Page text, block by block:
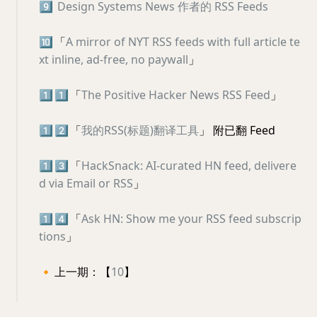
9️⃣ Design Systems News 作者的 RSS Feeds
🔟 「A mirror of NYT RSS feeds with full article te
xt inline, ad-free, no paywall 」
1️⃣1️⃣ 「The Positive Hacker News RSS Feed 」
1️⃣ 2️⃣ 「我的RSS(标题)翻译工具 」 附已翻 Feed
1️⃣3️⃣ 「HackSnack: AI-curated HN feed, delivere
d via Email or RSS 」
1️⃣ 4️⃣ 「Ask HN: Show me your RSS feed subscrip
tions 」
🔸 上一期：【10】